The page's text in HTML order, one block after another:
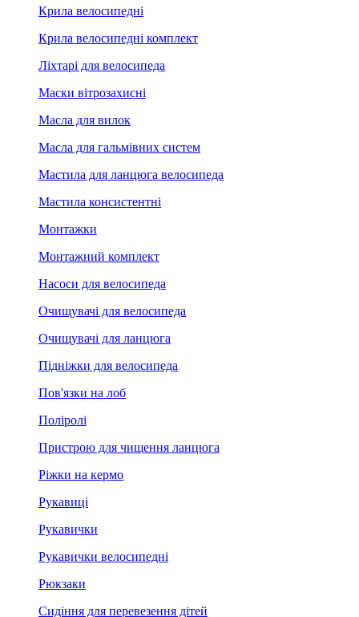
Крила велосипедні
Крила велосипедні комплект
Ліхтарі для велосипеда
Маски вітрозахисні
Масла для вилок
Масла для гальмівних систем
Мастила для ланцюга велосипеда
Мастила консистентні
Монтажки
Монтажний комплект
Насоси для велосипеда
Очищувачі для велосипеда
Очищувачі для ланцюга
Підніжки для велосипеда
Пов'язки на лоб
Поліролі
Пристрою для чищення ланцюга
Ріжки на кермо
Рукавиці
Рукавички
Рукавички велосипедні
Рюкзаки
Сидіння для перевезення дітей